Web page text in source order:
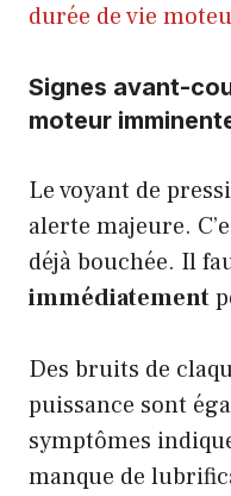
durée de vie
Signes avant-
moteur
Le voyant de
alerte majeure.
déjà bouchée. Il
immédiatement
Des bruits de
puissance sont
symptômes
manque de